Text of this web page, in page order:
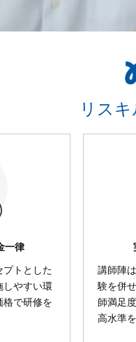
リス
一律
プトとした
しやすい環
で研修を
講師陣
験を併
師満足
高水準